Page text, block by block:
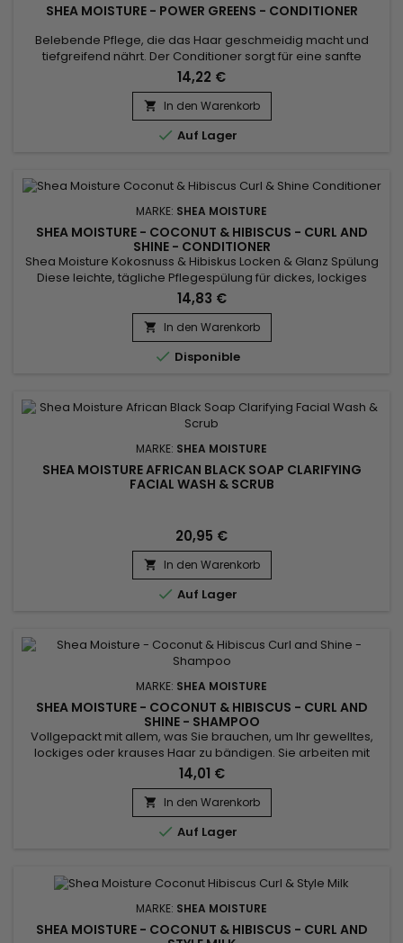
SHEA MOISTURE - POWER GREENS - CONDITIONER
Belebende Pflege, die das Haar geschmeidig macht und
tiefgreifend nährt. Der Conditioner sorgt für eine sanfte
Kämmbarkeit und verbessert die Frisierbarkeit. Shea
Moisture Power Greens Conditioner versorgt das Haar mit
seinen Hauptinhaltsstoffen wie Avocado, Moringa und Algen
tiefgreifend mit Feuchtigkeit. Er nährt das Haar, verleiht
Leichtigkeit und...
14,22 €
 In den Warenkorb
 Auf Lager
MARKE: SHEA MOISTURE
SHEA MOISTURE - COCONUT & HIBISCUS - CURL AND
SHINE - CONDITIONER
Shea Moisture Kokosnuss & Hibiskus Locken & Glanz Spülung
Diese leichte, tägliche Pflegespülung für dickes, lockiges
Haar regeneriert und glättet die trockene Haaroberfläche.
Keine Knoten, Verwicklungen und Verhedderungen mehr !
Bändigt krauses Haar und definiert und verstärkt natürliche
Locken.
14,83 €
 In den Warenkorb
 Disponible
MARKE: SHEA MOISTURE
SHEA MOISTURE AFRICAN BLACK SOAP CLARIFYING
FACIAL WASH & SCRUB
20,95 €
 In den Warenkorb
 Auf Lager
MARKE: SHEA MOISTURE
SHEA MOISTURE - COCONUT & HIBISCUS - CURL AND
SHINE - SHAMPOO
Vollgepackt mit allem, was Sie brauchen, um Ihr gewelltes,
lockiges oder krauses Haar zu bändigen. Sie arbeiten mit
dickem Haar, das allzu oft trocken ist, oder mit gespaltenen
Spitzen, die die Haarsträhnen schwächer machen? Das in
dieser sanft feuchtigkeitsspendenden Formulierung
enthaltene Kokosnussöl spendet Feuchtigkeit und schützt das
Haar, während...
14,01 €
 In den Warenkorb
 Auf Lager
MARKE: SHEA MOISTURE
SHEA MOISTURE - COCONUT & HIBISCUS - CURL AND